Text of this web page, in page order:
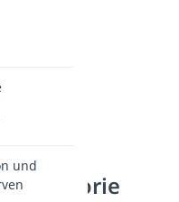
und